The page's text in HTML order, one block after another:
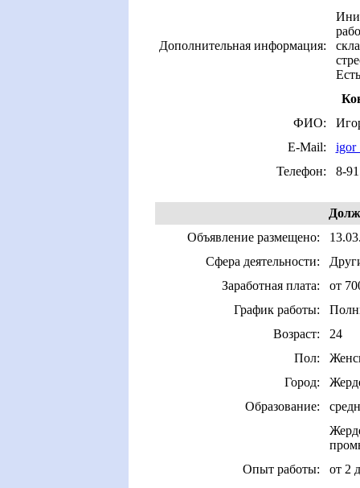
Дополнительная информация:
ФИО:
E-Mail:
Телефон:
8-
Объявление размещено:
Сфера деятельности:
Заработная плата:
от
График работы:
Возраст:
24
Пол:
Город:
Образование:
Опыт работы:
от 2